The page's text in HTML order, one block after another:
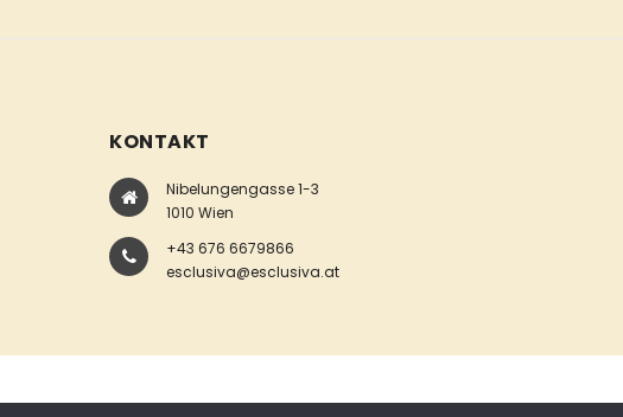
KONTAKT
Nibelungengasse 1-3
1010 Wien
+43 676 6679866
esclusiva@esclusiva.at